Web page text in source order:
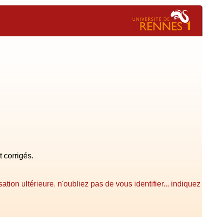
corrigés.
ultérieure, n'oubliez pas de vous identifier... indiquez